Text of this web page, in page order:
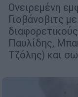
Ονειρεμένη
Γιοβάνοβιτς
Παυλίδης,
Τζόλης) και